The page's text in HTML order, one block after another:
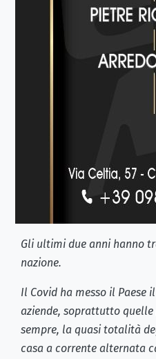
Gli ultimi due anni hanno
nazione.
Il Covid ha messo il Paese
aziende, soprattutto
sempre, la quasi totalità
casa a corrente alternata